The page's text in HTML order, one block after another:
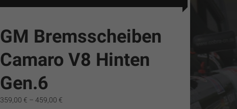
GM Bremsscheiben
Camaro V8 Hinten
Gen.6
359,00 € – 459,00 €